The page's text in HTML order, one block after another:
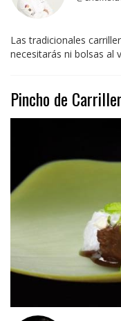
Las tradicionales
necesitarás ni bolsas al
Pincho de